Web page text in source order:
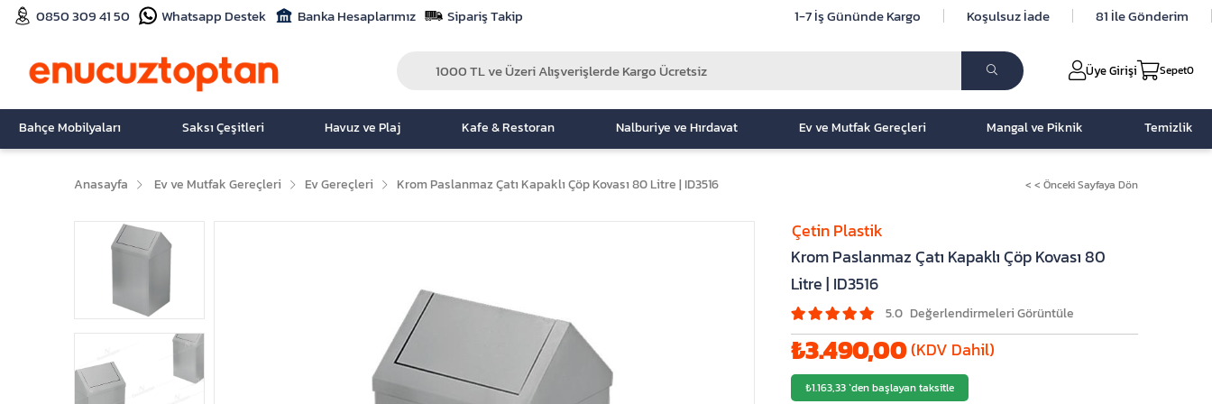
0850 309 41 50 Whatsapp Destek Banka Hesaplarımız Sipariş Takip 1-7 İş Gününde Kargo Koşulsuz İade 81 İle Gönderim
Üye Girişi Sepet0
Bahçe Mobilyaları Saksı Çeşitleri Havuz ve Plaj Kafe & Restoran Nalburiye ve Hırdavat Ev ve Mutfak Gereçleri Mangal ve Piknik Temizlik
Anasayfa Ev ve Mutfak Gereçleri Ev Gereçleri Krom Paslanmaz Çatı Kapaklı Çöp Kovası 80 Litre | ID3516 < < Önceki Sayfaya Dön
Krom Paslanmaz Çatı Kapaklı Çöp Kovası 80
Litre | ID3516
5.0
₺3.490,00(KDV Dahil)
₺1.163,33`den başlayan taksitle
Çetin Plastik